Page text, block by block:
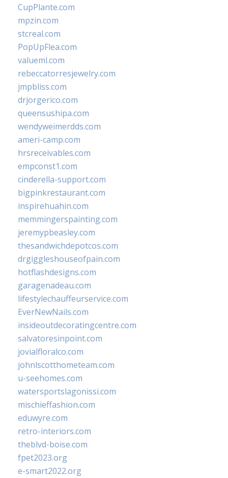
CupPlante.com
mpzin.com
stcreal.com
PopUpFlea.com
valueml.com
rebeccatorresjewelry.com
jmpbliss.com
drjorgerico.com
queensushipa.com
wendyweimerdds.com
ameri-camp.com
hrsreceivables.com
empconst1.com
cinderella-support.com
bigpinkrestaurant.com
inspirehuahin.com
memmingerspainting.com
jeremypbeasley.com
thesandwichdepotcos.com
drgiggleshouseofpain.com
hotflashdesigns.com
garagenadeau.com
lifestylechauffeurservice.com
EverNewNails.com
insideoutdecoratingcentre.com
salvatoresinpoint.com
jovialfloralco.com
johnlscotthometeam.com
u-seehomes.com
watersportslagonissi.com
mischieffashion.com
eduwyre.com
retro-interiors.com
theblvd-boise.com
fpet2023.org
e-smart2022.org